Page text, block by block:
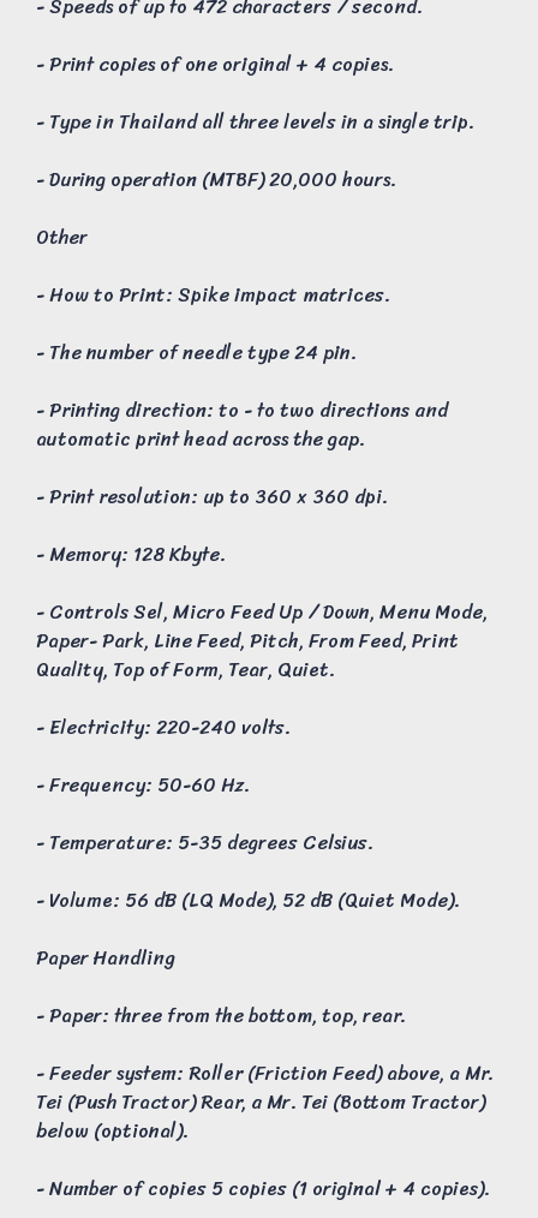
- Print copies of one original + 4 copies.
- Type in Thailand all three levels in a single trip.
- During operation (MTBF) 20,000 hours.
Other
- How to Print: Spike impact matrices.
- The number of needle type 24 pin.
- Printing direction: to - to two directions and
automatic print head across the gap.
- Print resolution: up to 360 x 360 dpi.
- Memory: 128 Kbyte.
- Controls Sel, Micro Feed Up / Down, Menu Mode,
Paper- Park, Line Feed, Pitch, From Feed, Print
Quality, Top of Form, Tear, Quiet.
- Electricity: 220-240 volts.
- Frequency: 50-60 Hz.
- Temperature: 5-35 degrees Celsius.
- Volume: 56 dB (LQ Mode), 52 dB (Quiet Mode).
Paper Handling
- Paper: three from the bottom, top, rear.
- Feeder system: Roller (Friction Feed) above, a Mr.
Tei (Push Tractor) Rear, a Mr. Tei (Bottom Tractor)
below (optional).
- Number of copies 5 copies (1 original + 4 copies).